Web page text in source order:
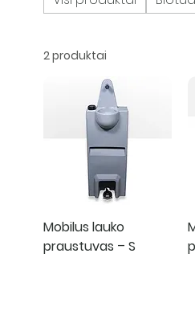
2 produktai
Mobilus lauko
praustuvas – S